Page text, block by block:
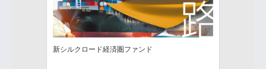
新シルクロード経済圏ファンド